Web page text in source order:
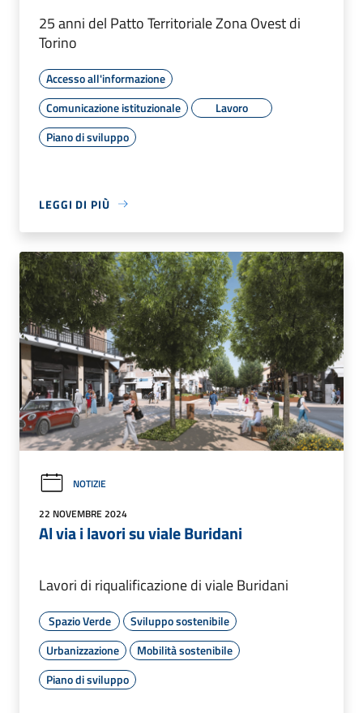
25 anni del Patto Territoriale Zona Ovest di
Torino
Accesso all'informazione
Comunicazione istituzionale
Lavoro
Piano di sviluppo
LEGGI DI PIÙ
NOTIZIE
22 NOVEMBRE 2024
Al via i lavori su viale Buridani
Lavori di riqualificazione di viale Buridani
Spazio Verde
Sviluppo sostenibile
Urbanizzazione
Mobilità sostenibile
Piano di sviluppo